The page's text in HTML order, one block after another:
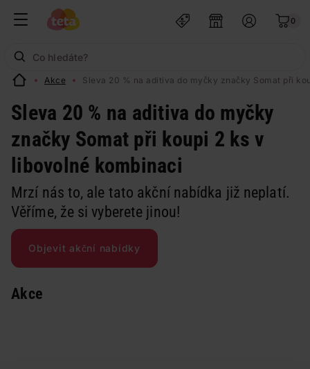
0
Akce Sleva 20 % na aditiva do myčky značky Somat při
Sleva 20 % na aditiva do myčky
značky Somat při koupi 2 ks v
libovolné kombinaci
Mrzí nás to, ale tato akční nabídka již neplatí.
Věříme, že si vyberete jinou!
Objevit akční nabídky
Akce